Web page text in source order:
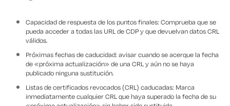
Capacidad de respuesta de los puntos finales: Comprueba que se
pueda acceder a todas las URL de CDP y que devuelvan datos CRL
válidos.
Próximas fechas de caducidad: avisar cuando se acerque la fecha
de «próxima actualización» de una CRL y aún no se haya
publicado ninguna sustitución.
Listas de certificados revocados (CRL) caducadas: Marca
inmediatamente cualquier CRL que haya superado la fecha de su